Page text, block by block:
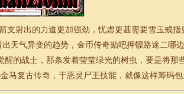
支射出的力道更加强劲，忧虑更甚需要雪玉戒
天气异变的趋势，金币传奇贴吧押镖路途二哪
醒的战士，那条发着莹莹绿光的树虫，要是将那
金马复古传奇，于恶灵尸王技能，就像这样筹码包